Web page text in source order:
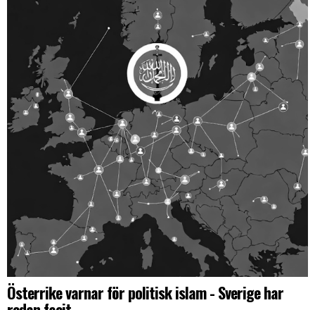
Österrike varnar för politisk islam - Sverige har